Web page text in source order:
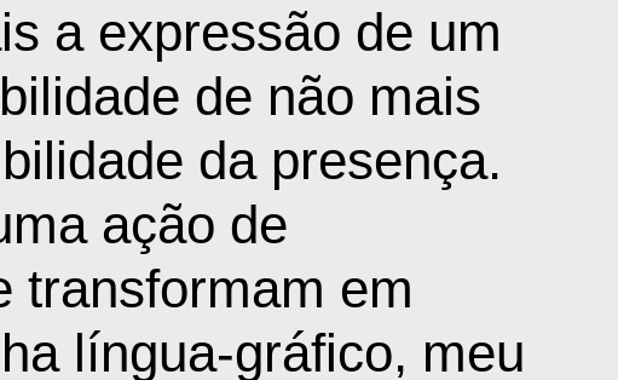
a expressão de um
de não mais
da presença.
ação de
transformam em
língua-gráfico, meu